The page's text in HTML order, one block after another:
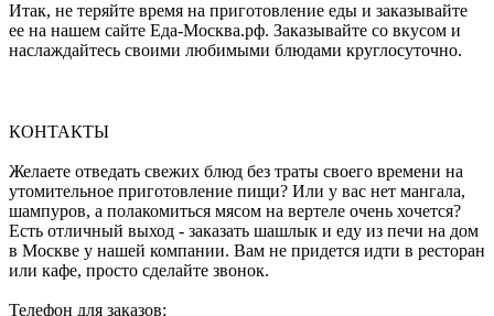
Итак, не теряйте время на приготовление еды и заказывайте
ее на нашем сайте Еда-Москва.рф. Заказывайте со вкусом и
наслаждайтесь своими любимыми блюдами круглосуточно.
КОНТАКТЫ
Желаете отведать свежих блюд без траты своего времени на
утомительное приготовление пищи? Или у вас нет мангала,
шампуров, а полакомиться мясом на вертеле очень хочется?
Есть отличный выход - заказать шашлык и еду из печи на дом
в Москве у нашей компании. Вам не придется идти в ресторан
или кафе, просто сделайте звонок.
Телефон для заказов: